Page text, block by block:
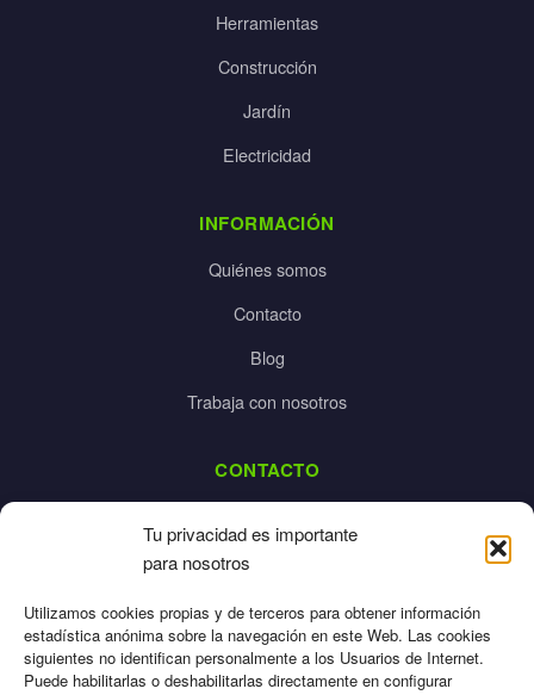
Tu privacidad es importante
para nosotros
Utilizamos cookies propias y de terceros para obtener información
estadística anónima sobre la navegación en este Web. Las cookies
siguientes no identifican personalmente a los Usuarios de Internet.
Puede habilitarlas o deshabilitarlas directamente en configurar
Herramientas
Construcción
Jardín
Electricidad
INFORMACIÓN
Quiénes somos
Contacto
Blog
Trabaja con nosotros
CONTACTO
925 532 213